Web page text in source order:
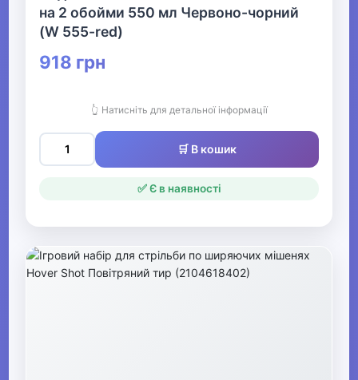
на 2 обойми 550 мл Червоно-чорний
(W 555-red)
918 грн
👆 Натисніть для детальної інформації
🛒 В кошик
✅ Є в наявності